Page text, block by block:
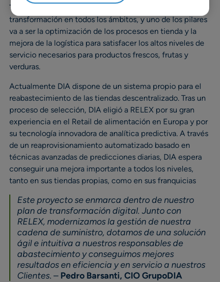
Tras unos años convulsos DIA ha iniciado su
transformación en todos los ámbitos, y uno de los pilares
va a ser la optimización de los procesos en tienda y la
mejora de la logística para satisfacer los altos niveles de
servicio necesarios para productos frescos, frutas y
verduras.
Actualmente DIA dispone de un sistema propio para el
reabastecimiento de las tiendas descentralizado. Tras un
proceso de selección, DIA eligió a RELEX por su gran
experiencia en el Retail de alimentación en Europa y por
su tecnología innovadora de analítica predictiva. A través
de un reaprovisionamiento automatizado basado en
técnicas avanzadas de predicciones diarias, DIA espera
conseguir una mejora importante a todos los niveles,
tanto en sus tiendas propias, como en sus franquicias
Este proyecto se enmarca dentro de nuestro
plan de transformación digital. Junto con
RELEX, modernizamos la gestión de nuestra
cadena de suministro, dotamos de una solución
ágil e intuitiva a nuestros responsables de
abastecimiento y conseguimos mejores
resultados en eficiencia y en servicio a nuestros
Clientes. – Pedro Barsanti, CIO GrupoDIA